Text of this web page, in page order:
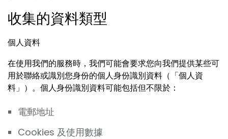
收集的資料類型
個人資料
在使用我們的服務時，我們可能會要求您向我們提供某些可
用於聯絡或識別您身份的個人身份識別資料（「個人資
料」）。個人身份識別資料可能包括但不限於：
電郵地址
Cookies 及使用數據